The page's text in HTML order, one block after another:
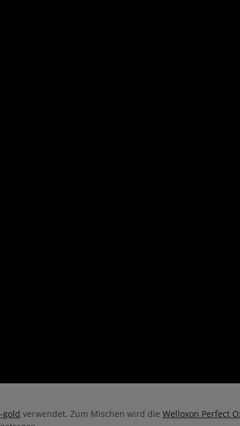
gold verwendet. Zum Mischen wird die Welloxon Perfect